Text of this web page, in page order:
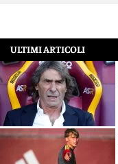
ULTIMI ARTICOLI